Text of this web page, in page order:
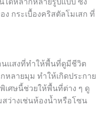
ได้หลากหลายรูปแบบ ซึ่ง
กระเบื้องคริสตัลโมเสก ที่
นแสงที่ทำให้พื้นที่ดูมีชีวิต
หลายมุม ทำให้เกิดประกาย
เศษนี้ช่วยให้พื้นที่ต่าง ๆ ดู
ว่างเช่นห้องน้ำหรือโซน